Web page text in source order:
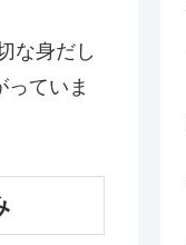
な身だし
っていま